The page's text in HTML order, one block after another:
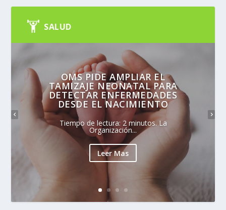
SALUD
OMS PIDE AMPLIAR EL
TAMIZAJE NEONATAL PARA
DETECTAR ENFERMEDADES
DESDE EL NACIMIENTO
Tiempo de lectura: 2 minutos. La
Organización...
Leer Mas